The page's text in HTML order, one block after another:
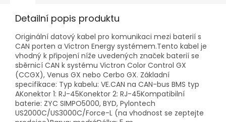
Detailní popis produktu
Originální datový kabel pro komunikaci mezi baterií s
CAN porten a Victron Energy systémem.Tento kabel je
vhodný k připojení níže uvedených značek baterií se
sběrnicí CAN k systému Victron Color Control GX
(CCGX), Venus GX nebo Cerbo GX. Základní
specifikace: Typ kabelu: VE.CAN na CAN-bus BMS typ
AKonektor 1: RJ-45Konektor 2: RJ-45Kompatibilní
baterie: ZYC SIMPO5000, BYD, Pylontech
US2000C/US3000C/Force-L (na vhodnost se zeptejte